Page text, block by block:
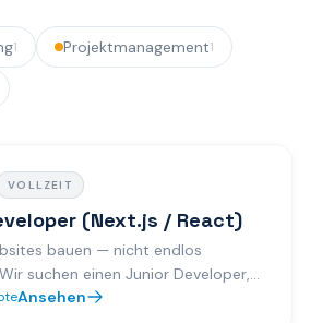
1 Projektmanagement1
VOLLZEIT
(Next.js / React)
bauen — nicht endlos
suchen einen Junior Developer,
direkt ins kalte Wasser
Ansehen